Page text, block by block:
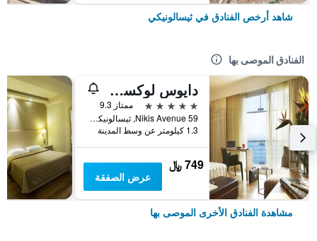
شاهد أرخص الفنادق في ثيسالونيكي
الفنادق الموصى بها
دايوس لوكسري ليفينغ
5 نجوم
ممتاز 9.3
Nikis Avenue 59, ثيسالونيكي, اليونان
1.3 كيلومتر عن وسط المدينة
749 ﷼
عرض الصفقة
مشاهدة الفنادق الأخرى الموصى بها